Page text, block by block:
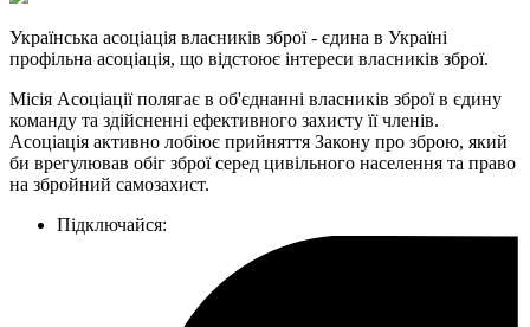
Українська асоціація власників зброї - єдина в Україні
профільна асоціація, що відстоює інтереси власників зброї.
Місія Асоціації полягає в об'єднанні власників зброї в єдину
команду та здійсненні ефективного захисту її членів.
Асоціація активно лобіює прийняття Закону про зброю, який
би врегулював обіг зброї серед цивільного населення та право
на збройний самозахист.
Підключайся: